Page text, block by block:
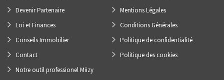
Devenir Partenaire
Loi et Finances
Conseils Immobilier
Contact
Notre outil professionel Miizy
Mentions Légales
Conditions Générales
Politique de confidentialité
Politique des cookies